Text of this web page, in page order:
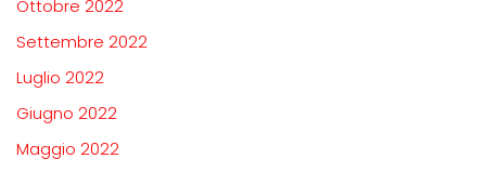
Ottobre 2022
Settembre 2022
Luglio 2022
Giugno 2022
Maggio 2022